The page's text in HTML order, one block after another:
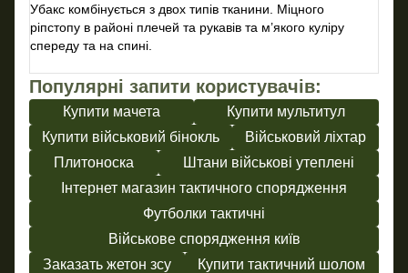
Убакс комбінується з двох типів тканини. Міцного
ріпстопу в районі плечей та рукавів та м’якого куліру
спереду та на спині
Популярні запити користувачів:
Купити мачета
Купити мультитул
Купити військовий бінокль
Військовий ліхтар
Плитоноска
Штани військові утеплені
Інтернет магазин тактичного спорядження
Футболки тактичні
Військове спорядження київ
Заказать жетон зсу
Купити тактичний шолом